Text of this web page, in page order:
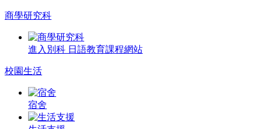
商學研究科
進入別科 日語教育課程網站
校園生活
宿舍